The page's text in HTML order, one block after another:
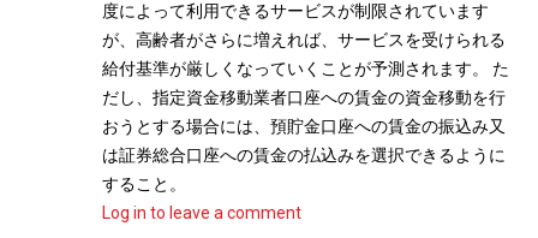
度によって利用できるサービスが制限されています
が、高齢者がさらに増えれば、サービスを受けられる
給付基準が厳しくなっていくことが予測されます。 た
だし、指定資金移動業者口座への賃金の資金移動を行
おうとする場合には、預貯金口座への賃金の振込み又
は証券総合口座への賃金の払込みを選択できるように
すること。
Log in to leave a comment